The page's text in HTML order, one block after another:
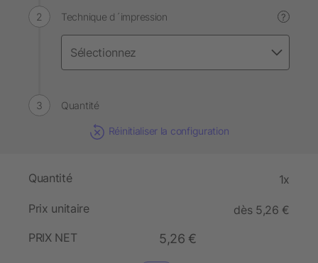
Technique d´impression ?
Quantité
Réinitialiser la configuration
Quantité 1x
Prix unitaire
dès 5,26 €
PRIX NET
5,26 €